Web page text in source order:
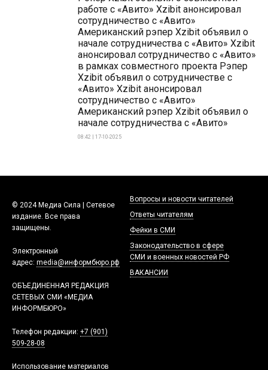
работе с «Авито» Xzibit анонсировал
сотрудничество с «Авито»
Американский рэпер Xzibit объявил о
начале сотрудничества с «Авито» Xzibit
анонсировал сотрудничество с «Авито»
в рамках совместного проекта Рэпер
Xzibit объявил о сотрудничестве с
«Авито» Xzibit анонсировал
сотрудничество с «Авито»
Американский рэпер Xzibit объявил о
начале сотрудничества с «Авито»
08:42 | 17-10-2025
© 2024 Медиа Сила | Сетевое
издание. Все права
защищены.
Электронный
адрес: media@информбюро.рф
ОБЪЕДИНЕННАЯ РЕДАКЦИЯ
СЕТЕВЫХ СМИ «МЕДИА
ИНФОРМБЮРО»
Телефон редакции: +7 (901)
509-28-08
Использование материалов
Вопросы и новости читателей
Ответы читателям
Фейки в СМИ
Законодательство в сфере
СМИ и военных новостей РФ
ВАКАНСИИ